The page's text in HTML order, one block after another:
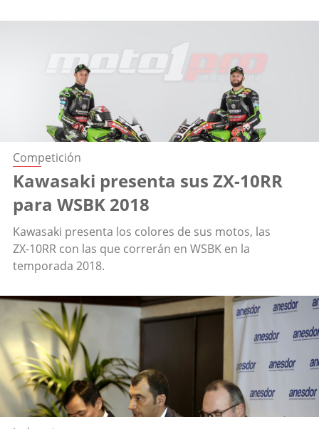
Competición
Kawasaki presenta sus ZX-10RR
para WSBK 2018
Kawasaki presenta los colores de sus motos, las
ZX-10RR con las que correrán en WSBK en la
temporada 2018.